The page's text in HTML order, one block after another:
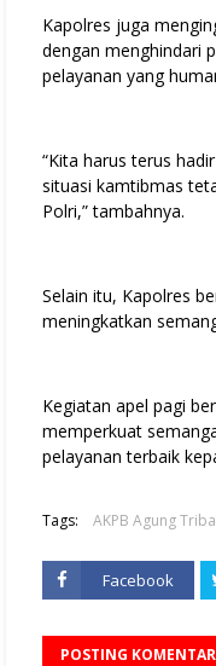
Kapolres juga
dengan menghindari
pelayanan yang
“Kita harus terus
situasi kamtibmas
Polri,” tambahnya.
Selain itu, Kapolres
meningkatkan
Kegiatan apel pagi
memperkuat
pelayanan terbaik
Tags: AKPB Agung
Facebook
POSTING KOMENTAR